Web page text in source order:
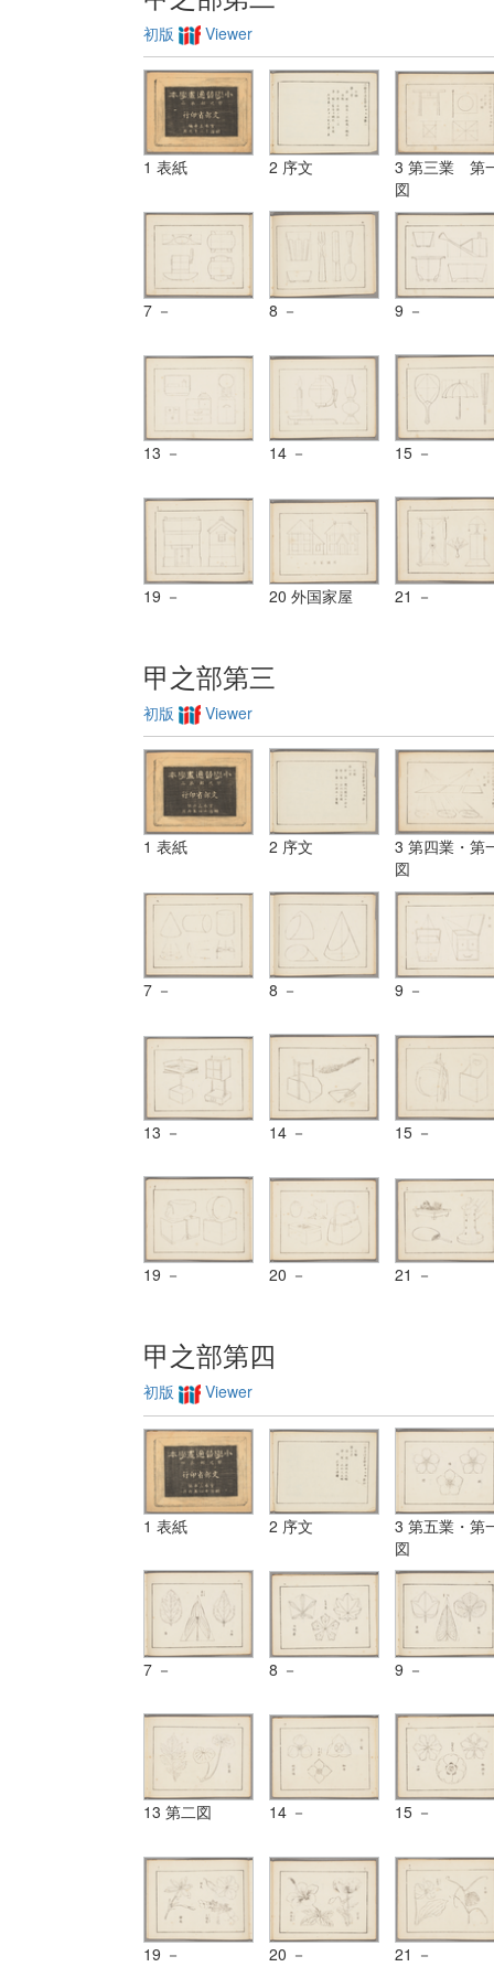
初版 Viewer
1 表紙 2 序文
3 第三業 第
図
7 － 8 － 9 －
13 － 14 － 15 －
19 － 20 外国家屋 21 －
甲之部第三
初版 Viewer
1 表紙 2 序文
3 第四業・第
図
7 － 8 － 9 －
13 － 14 － 15 －
19 － 20 － 21 －
甲之部第四
初版 Viewer
1 表紙 2 序文
3 第五業・第
図
7 － 8 － 9 －
13 第二図 14 － 15 －
19 － 20 － 21 －